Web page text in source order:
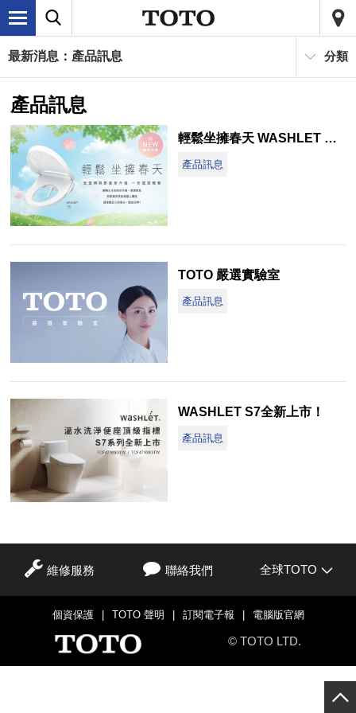
最新消息：產品訊息 分類
產品訊息
輕鬆坐擁春天 WASHLET S5 S2新上市
產品訊息
TOTO 嚴選實驗室
產品訊息
WASHLET S7全新上市！
產品訊息
維修服務 聯絡我們 全球TOTO
個資保護 TOTO 聲明 訂閱電子報 電腦版官網
© TOTO LTD.